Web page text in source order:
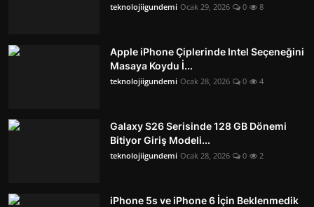
teknolojiigundemi Ocak 29, 2026 0 8
Apple iPhone Çiplerinde Intel Seçeneğini
Masaya Koydu İ...
teknolojiigundemi Ocak 28, 2026 0 4
Galaxy S26 Serisinde 128 GB Dönemi
Bitiyor Giriş Modeli...
teknolojiigundemi Ocak 28, 2026 0 2
iPhone 5s ve iPhone 6 İçin Beklenmedik